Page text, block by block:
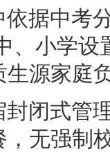
据中考
、小学
源家庭
闭式管
无强制